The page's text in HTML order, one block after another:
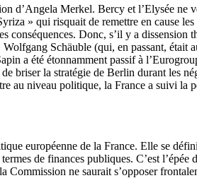
d’Angela Merkel. Bercy et l’Elysée ne
» qui risquait de remettre en cause
conséquences. Donc, s’il y a
Schäuble (qui, en passant,
a été étonnamment passif à
briser la stratégie de Berlin durant les
au niveau politique, la France a suivi
européenne de la France. Elle se
de finances publiques. C’est
ne saurait s’opposer